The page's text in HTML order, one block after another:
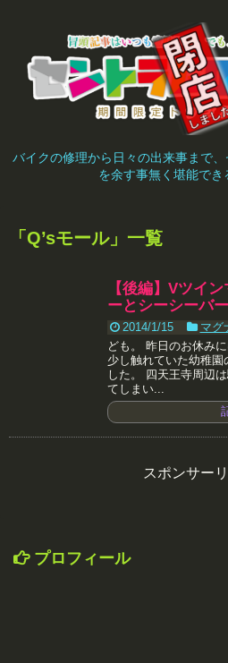
バイクの修理から日々の出来事まで
を余す事無く堪能でき
「 Q’sモール」 一覧
【後編】Vツイ
ーとシーシーバ
2014/1/15
マグ
ども。 昨日のお休み
少し触れていた幼稚園
した。 四天王寺周辺
てしまい...
スポンサー
プロフィール